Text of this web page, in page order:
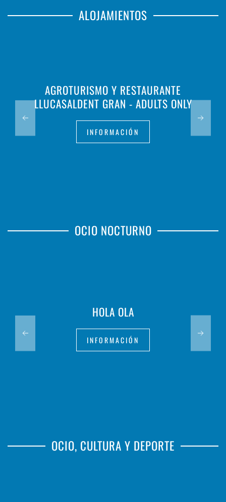
ALOJAMIENTOS
AGROTURISMO Y RESTAURANTE
LLUCASALDENT GRAN - ADULTS ONLY
INFORMACIÓN
OCIO NOCTURNO
HOLA OLA
INFORMACIÓN
OCIO, CULTURA Y DEPORTE